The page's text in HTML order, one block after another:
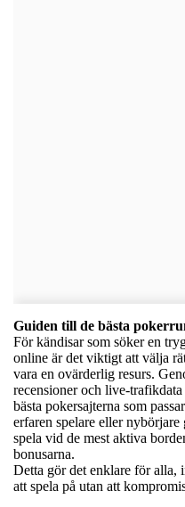
Guiden till de bästa
För kändisar som söker en
online är det viktigt att välja
vara en ovärderlig resurs.
recensioner och live-
bästa pokersajterna som
erfaren spelare eller
spela vid de mest aktiva
bonusarna.
Detta gör det enklare för alla,
att spela på utan att